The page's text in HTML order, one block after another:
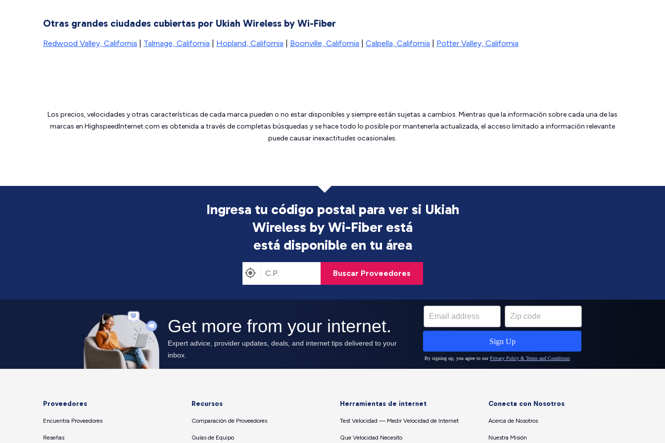
Otras grandes ciudades cubiertas por Ukiah Wireless by Wi-Fiber
Redwood Valley, California Talmage, California Hopland, California Boonville, California Calpella, California Potter Valley, California
Los precios, velocidades y otras características de cada marca pueden o no estar disponibles y siempre están sujetas a cambios. Mientras que la información sobre cada una de las
marcas en HighspeedInternet.com es obtenida a través de completas búsquedas y se hace todo lo posible por mantenerla actualizada, el acceso limitado a información relevante
puede causar inexactitudes ocasionales.
Ingresa tu código postal para ver si Ukiah
Wireless by Wi-Fiber está
está disponible en tu área
Buscar Proveedores
Proveedores
Encuentra Proveedores
Reseñas
Recursos
Comparación de Proveedores
Guías de Equipo
Herramientas de internet
Test Velocidad — Medir Velocidad de Internet
Que Velocidad Necesito
Conecta con Nosotros
Acerca de Nosotros
Nuestra Misión